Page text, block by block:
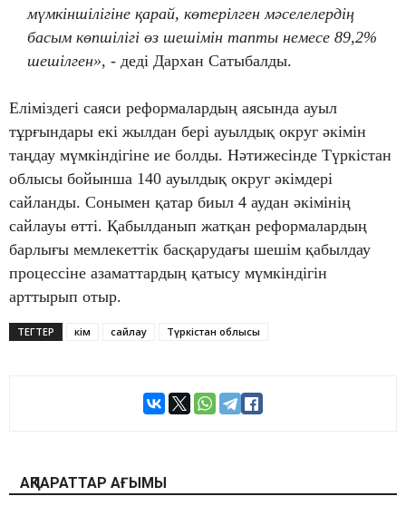
мүмкіншілігіне қарай, көтерілген мәселелердің
басым көпшілігі өз шешімін тапты немесе 89,2%
шешілген», - деді Дархан Сатыбалды.
Еліміздегі саяси реформалардың аясында ауыл
тұрғындары екі жылдан бері ауылдық округ әкімін
таңдау мүмкіндігіне ие болды. Нәтижесінде Түркістан
облысы бойынша 140 ауылдық округ әкімдері
сайланды. Сонымен қатар биыл 4 аудан әкімінің
сайлауы өтті. Қабылданып жатқан реформалардың
барлығы мемлекеттік басқарудағы шешім қабылдау
процессіне азаматтардың қатысу мүмкіндігін
арттырып отыр.
ТЕГТЕР әкім сайлау Түркістан облысы
АҚПАРАТТАР АҒЫМЫ